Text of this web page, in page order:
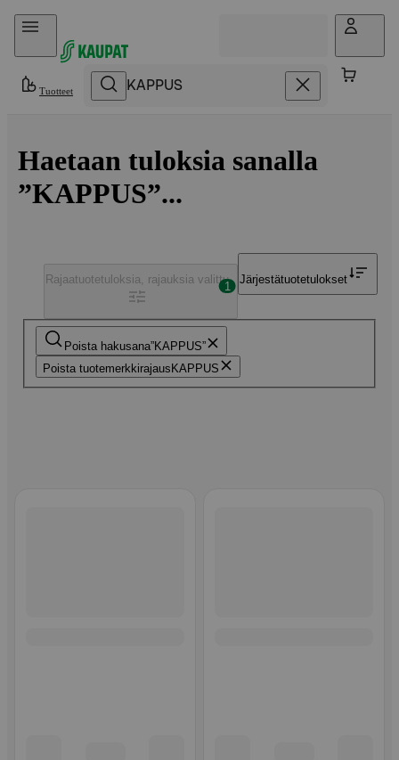
Hyppää sisältöön
Tuotteet
Haetaan tuloksia sanalla
”KAPPUS”...
Poista hakusana KAPPUS
Poista tuotemerkkirajaus KAPPUS
Rajaatuotetuloksia, rajauksia valittu
1
Järjestätuotetulokset